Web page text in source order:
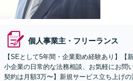
個人事業主・フリーランス
【SEとして5年間・企業勤め経験あり】【
小企業の日常的な法務相談、お気軽にお問
契約は月額3万〜】新規サービス立ち上げ